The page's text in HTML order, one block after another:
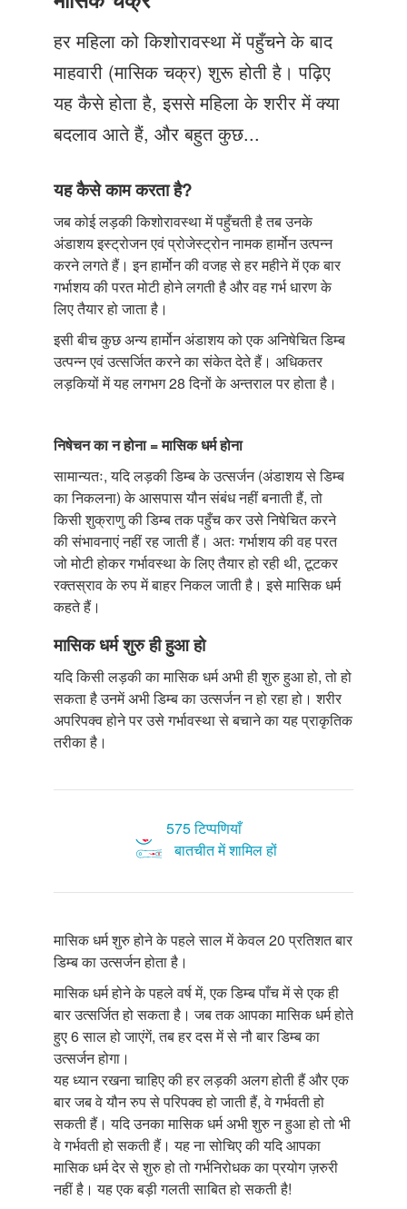
संपर्क करें
हर महिला को किशोरावस्था में पहुँचने के बाद
माहवारी (मासिक चक्र) शुरू होती है। पढ़िए
यह कैसे होता है, इससे महिला के शरीर में क्या
बदलाव आते हैं, और बहुत कुछ...
यह कैसे काम करता है?
जब कोई लड़की किशोरावस्था में पहुँचती है तब उनके
अंडाशय इस्ट्रोजन एवं प्रोजेस्ट्रोन नामक हार्मोन उत्पन्न
करने लगते हैं। इन हार्मोन की वजह से हर महीने में एक बार
गर्भाशय की परत मोटी होने लगती है और वह गर्भ धारण के
लिए तैयार हो जाता है।
इसी बीच कुछ अन्य हार्मोन अंडाशय को एक अनिषेचित डिम्ब
उत्पन्न एवं उत्सर्जित करने का संकेत देते हैं। अधिकतर
लड़कियों में यह लगभग 28 दिनों के अन्तराल पर होता है।
निषेचन का न होना = मासिक धर्म होना
सामान्यतः, यदि लड़की डिम्ब के उत्सर्जन (अंडाशय से डिम्ब
का निकलना) के आसपास यौन संबंध नहीं बनाती हैं, तो
किसी शुक्राणु की डिम्ब तक पहुँच कर उसे निषेचित करने
की संभावनाएं नहीं रह जाती हैं। अतः गर्भाशय की वह परत
जो मोटी होकर गर्भावस्था के लिए तैयार हो रही थी, टूटकर
रक्तस्राव के रुप में बाहर निकल जाती है। इसे मासिक धर्म
कहते हैं।
मासिक धर्म शुरु ही हुआ हो
यदि किसी लड़की का मासिक धर्म अभी ही शुरु हुआ हो, तो हो
सकता है उनमें अभी डिम्ब का उत्सर्जन न हो रहा हो। शरीर
अपरिपक्व होने पर उसे गर्भावस्था से बचाने का यह प्राकृतिक
तरीका है।
575 टिप्पणियाँ
बातचीत में शामिल हों
मासिक धर्म शुरु होने के पहले साल में केवल 20 प्रतिशत बार
डिम्ब का उत्सर्जन होता है।
मासिक धर्म होने के पहले वर्ष में, एक डिम्ब पाँच में से एक ही
बार उत्सर्जित हो सकता है। जब तक आपका मासिक धर्म होते
हुए 6 साल हो जाएंगें, तब हर दस में से नौ बार डिम्ब का
उत्सर्जन होगा।
यह ध्यान रखना चाहिए की हर लड़की अलग होती हैं और एक
बार जब वे यौन रुप से परिपक्व हो जाती हैं, वे गर्भवती हो
सकती हैं। यदि उनका मासिक धर्म अभी शुरु न हुआ हो तो भी
वे गर्भवती हो सकती हैं। यह ना सोचिए की यदि आपका
मासिक धर्म देर से शुरु हो तो गर्भनिरोधक का प्रयोग ज़रुरी
नहीं है। यह एक बड़ी गलती साबित हो सकती है!